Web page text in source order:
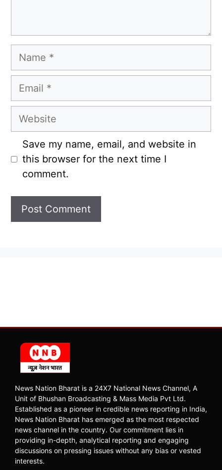
Name
Email
Website
Save my name, email, and website in
this browser for the next time I
comment.
News Nation Bharat is a 24X7 National News Channel, A
Unit of Bhushan Broadcasting & Mass Media Pvt Ltd.
Established as a pioneer in credible news reporting in India,
News Nation Bharat has emerged as the most respected
news channel in the country. Our commitment lies in
providing in-depth, analytical reporting and engaging
discussions on pressing issues without any bias or vested
interests.